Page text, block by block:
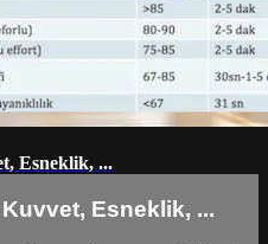
Esneklik, ...
Esneklik, ...